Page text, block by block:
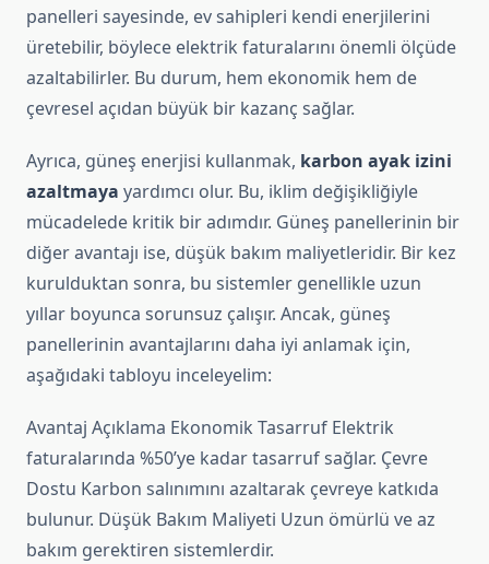
panelleri sayesinde, ev sahipleri kendi enerjilerini
üretebilir, böylece elektrik faturalarını önemli ölçüde
azaltabilirler. Bu durum, hem ekonomik hem de
çevresel açıdan büyük bir kazanç sağlar.
Ayrıca, güneş enerjisi kullanmak, karbon ayak izini
azaltmaya yardımcı olur. Bu, iklim değişikliğiyle
mücadelede kritik bir adımdır. Güneş panellerinin bir
diğer avantajı ise, düşük bakım maliyetleridir. Bir kez
kurulduktan sonra, bu sistemler genellikle uzun
yıllar boyunca sorunsuz çalışır. Ancak, güneş
panellerinin avantajlarını daha iyi anlamak için,
aşağıdaki tabloyu inceleyelim:
Avantaj Açıklama Ekonomik Tasarruf Elektrik
faturalarında %50’ye kadar tasarruf sağlar. Çevre
Dostu Karbon salınımını azaltarak çevreye katkıda
bulunur. Düşük Bakım Maliyeti Uzun ömürlü ve az
bakım gerektiren sistemlerdir.